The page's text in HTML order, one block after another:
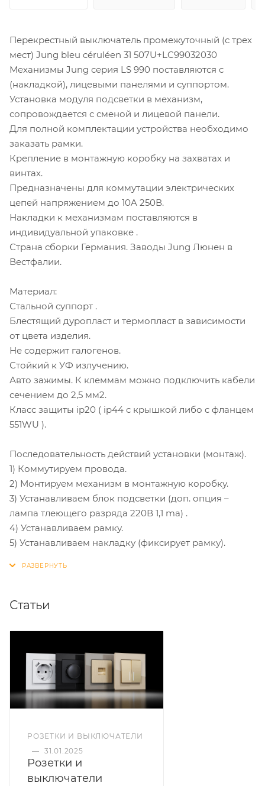
Перекрестный выключатель промежуточный (с трех
мест) Jung bleu céruléen 31 507U+LC99032030
Механизмы Jung серия LS 990 поставляются с
(накладкой), лицевыми панелями и суппортом.
Установка модуля подсветки в механизм,
сопровождается с сменой и лицевой панели.
Для полной комплектации устройства необходимо
заказать рамки.
Крепление в монтажную коробку на захватах и
винтах.
Предназначены для коммутации электрических
цепей напряжением до 10A 250В.
Накладки к механизмам поставляются в
индивидуальной упаковке .
Страна сборки Германия. Заводы Jung Люнен в
Вестфалии.
Материал:
Стальной суппорт .
Блестящий дуропласт и термопласт в зависимости
от цвета изделия.
Не содержит галогенов.
Стойкий к УФ излучению.
Авто зажимы. К клеммам можно подключить кабели
сечением до 2,5 мм2.
Класс защиты ip20 ( ip44 с крышкой либо с фланцем
551WU ).
Последовательность действий установки (монтаж).
1) Коммутируем провода.
2) Монтируем механизм в монтажную коробку.
3) Устанавливаем блок подсветки (доп. опция –
лампа тлеющего разряда 220В 1,1 ma) .
4) Устанавливаем рамку.
5) Устанавливаем накладку (фиксирует рамку).
Статьи
РОЗЕТКИ И ВЫКЛЮЧАТЕЛИ
— 31.01.2025
Розетки и
выключатели